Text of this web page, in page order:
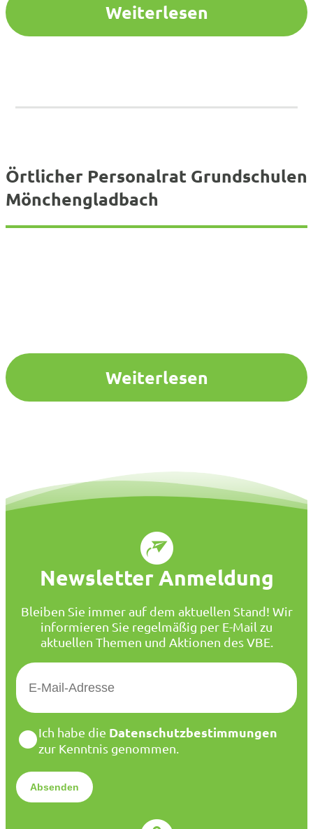
Weiterlesen
Örtlicher Personalrat Grundschulen
Mönchengladbach
Weiterlesen
Newsletter Anmeldung
Bleiben Sie immer auf dem aktuellen Stand! Wir
informieren Sie regelmäßig per E-Mail zu
aktuellen Themen und Aktionen des VBE.
E
M
*
D
a
e
n
Ich habe die Datenschutzbestimmungen
zur Kenntnis genommen.